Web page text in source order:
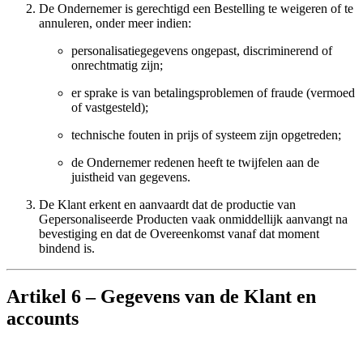
De Ondernemer is gerechtigd een Bestelling te weigeren of te
annuleren, onder meer indien:
personalisatiegegevens ongepast, discriminerend of
onrechtmatig zijn;
er sprake is van betalingsproblemen of fraude (vermoed
of vastgesteld);
technische fouten in prijs of systeem zijn opgetreden;
de Ondernemer redenen heeft te twijfelen aan de
juistheid van gegevens.
De Klant erkent en aanvaardt dat de productie van
Gepersonaliseerde Producten vaak onmiddellijk aanvangt na
bevestiging en dat de Overeenkomst vanaf dat moment
bindend is.
Artikel 6 – Gegevens van de Klant en
accounts